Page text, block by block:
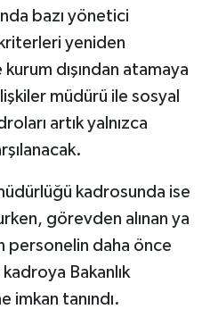
bazı yönetici
yeniden
dışından atamaya
müdürü ile sosyal
artık yalnızca
kadrosunda ise
görevden alınan ya
daha önce
Bakanlık
imkan tanındı.